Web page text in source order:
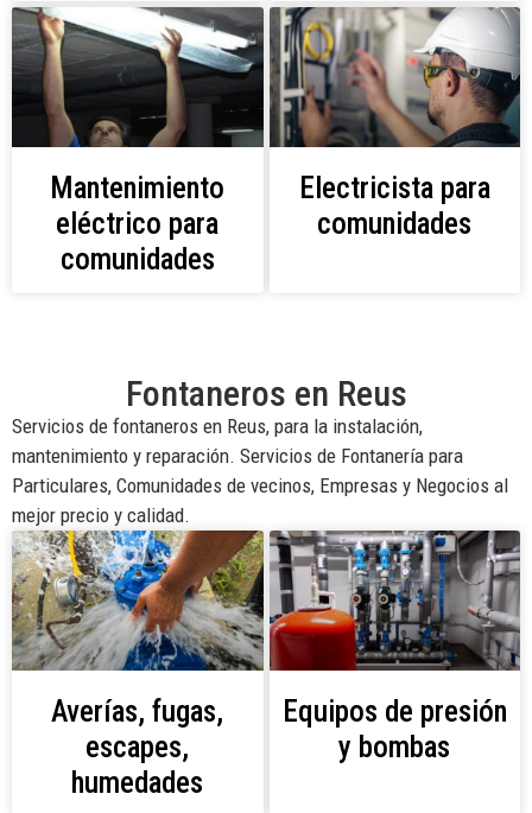
Mantenimiento
eléctrico para
comunidades
Electricista para
comunidades
Fontaneros en Reus
Servicios de fontaneros en Reus, para la instalación,
mantenimiento y reparación. Servicios de Fontanería para
Particulares, Comunidades de vecinos, Empresas y Negocios al
mejor precio y calidad.
Averías, fugas,
escapes,
humedades
Equipos de presión
y bombas